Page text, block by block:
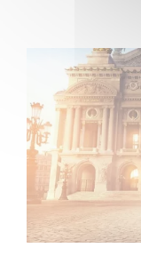
Gaumont et